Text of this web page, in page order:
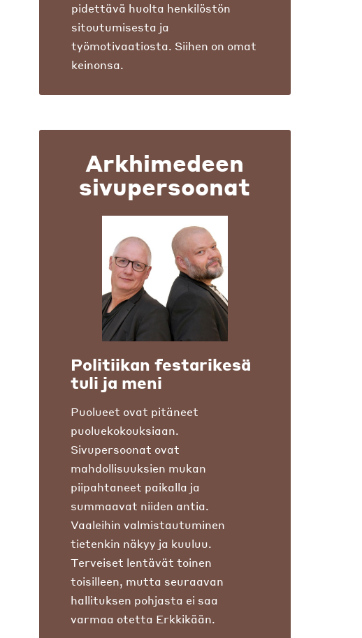
pidettävä huolta henkilöstön
sitoutumisesta ja
työmotivaatiosta. Siihen on omat
keinonsa.
Arkhimedeen
sivupersoonat
Politiikan festarikesä
tuli ja meni
Puolueet ovat pitäneet
puoluekokouksiaan.
Sivupersoonat ovat
mahdollisuuksien mukan
piipahtaneet paikalla ja
summaavat niiden antia.
Vaaleihin valmistautuminen
tietenkin näkyy ja kuuluu.
Terveiset lentävät toinen
toisilleen, mutta seuraavan
hallituksen pohjasta ei saa
varmaa otetta Erkkikään.